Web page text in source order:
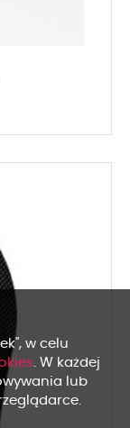
w celu
. W każdej
lub